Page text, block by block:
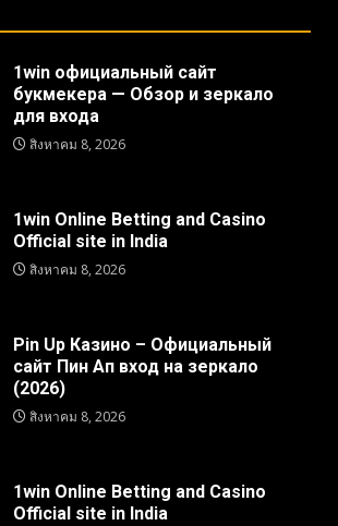
1win официальный сайт
букмекера — Обзор и зеркало
для входа
สิงหาคม 8, 2026
1win Online Betting and Casino
Official site in India
สิงหาคม 8, 2026
Pin Up Казино – Официальный
сайт Пин Ап вход на зеркало
(2026)
สิงหาคม 8, 2026
1win Online Betting and Casino
Official site in India